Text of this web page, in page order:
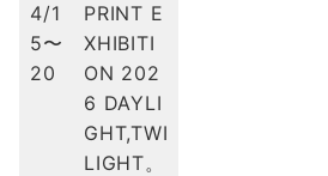
4/1
5〜
20
PRINT E
XHIBITI
ON 202
6 DAYLI
GHT,TWI
LIGHT。